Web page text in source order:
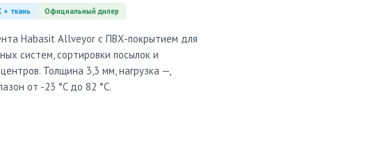
+ ткань Официальный дилер
Habasit Allveyor с ПВХ-покрытием для
систем, сортировки посылок и
Толщина 3,3 мм, нагрузка —,
от -23 °C до 82 °C.